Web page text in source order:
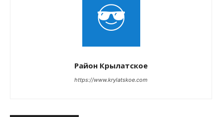
Район Крылатское
https://www.krylatskoe.com